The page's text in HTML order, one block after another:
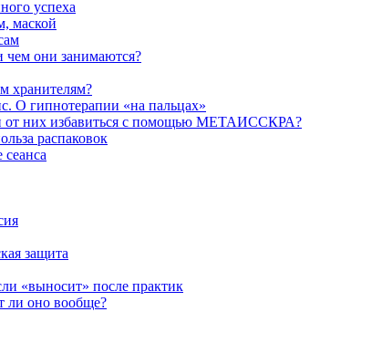
успеха
маской
чем они занимаются?
хранителям?
О гипнотерапии «на пальцах»
от них избавиться с помощью МЕТАИССКРА?
распаковок
защита
«выносит» после практик
ли оно вообще?